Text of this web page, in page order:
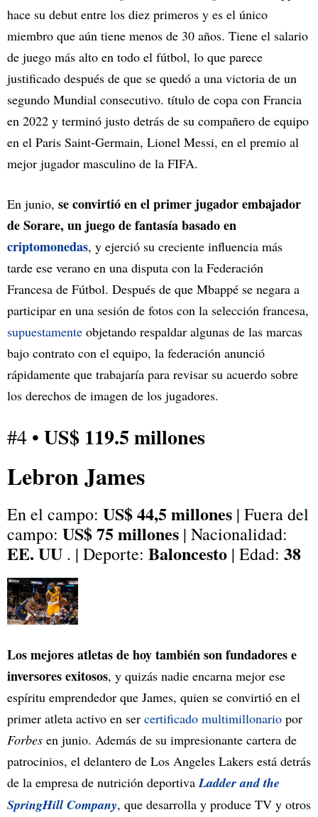
hace su debut entre los diez primeros y es el único
miembro que aún tiene menos de 30 años. Tiene el salario
de juego más alto en todo el fútbol, lo que parece
justificado después de que se quedó a una victoria de un
segundo Mundial consecutivo. título de copa con Francia
en 2022 y terminó justo detrás de su compañero de equipo
en el Paris Saint-Germain, Lionel Messi, en el premio al
mejor jugador masculino de la FIFA.
En junio, se convirtió en el primer jugador embajador
de Sorare, un juego de fantasía basado en
criptomonedas, y ejerció su creciente influencia más
tarde ese verano en una disputa con la Federación
Francesa de Fútbol. Después de que Mbappé se negara a
participar en una sesión de fotos con la selección francesa,
supuestamente objetando respaldar algunas de las marcas
bajo contrato con el equipo, la federación anunció
rápidamente que trabajaría para revisar su acuerdo sobre
los derechos de imagen de los jugadores.
#4 • US$ 119.5 millones
Lebron James
En el campo: US$ 44,5 millones | Fuera del
campo: US$ 75 millones | Nacionalidad:
EE. UU . | Deporte: Baloncesto | Edad: 38
Los mejores atletas de hoy también sonfundadores e
inversores exitosos, y quizás nadie encarna mejor ese
espíritu emprendedor que James, quien se convirtió en el
primer atleta activo en ser certificado multimillonario por
Forbes en junio. Además de su impresionante cartera de
patrocinios, el delantero de Los Angeles Lakers está detrás
de la empresa de nutrición deportivaLadder and the
SpringHill Company, que desarrolla y produce TV y otros